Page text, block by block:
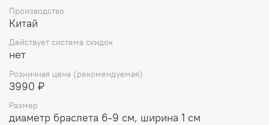
Производство
Китай
Действует система скидок
нет
Розничная цена (рекомендуемая)
3990 ₽
Размер
диаметр браслета 6-9 см, ширина 1 см